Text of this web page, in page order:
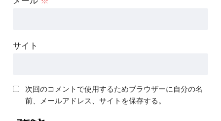
サイト
次回のコメントで使用するためブラウザーに自分の名
前、メールアドレス、サイトを保存する。